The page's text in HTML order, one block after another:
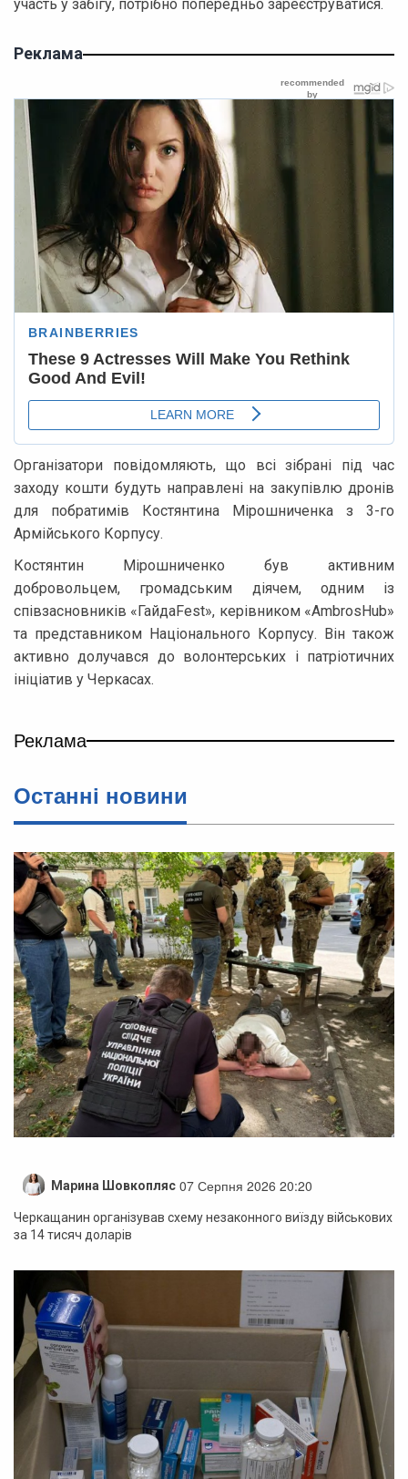
участь у забігу, потрібно попередньо зареєструватися.
Реклама
Організатори повідомляють, що всі зібрані під час
заходу кошти будуть направлені на закупівлю дронів
для побратимів Костянтина Мірошниченка з 3-го
Армійського Корпусу.
Костянтин Мірошниченко був активним
добровольцем, громадським діячем, одним із
співзасновників «ГайдаFest», керівником «AmbrosHub»
та представником Національного Корпусу. Він також
активно долучався до волонтерських і патріотичних
ініціатив у Черкасах.
Реклама
Останні новини
Марина Шовкопляс 07 Серпня 2026 20:20
Черкащанин організував схему незаконного виїзду військових
за 14 тисяч доларів